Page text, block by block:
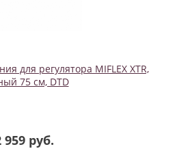
для регулятора MIFLEX XTR,
75 см, DTD
959 руб.